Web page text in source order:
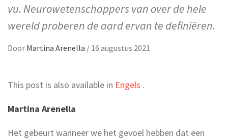
vu. Neurowetenschappers van over de hele
wereld proberen de aard ervan te definiëren.
Door Martina Arenella / 16 augustus 2021
This post is also available in Engels .
Martina Arenella
Het gebeurt wanneer we het gevoel hebben dat een